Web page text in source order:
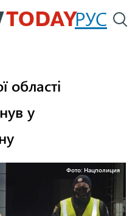
РУС
області
у
Фото: Нацполиция